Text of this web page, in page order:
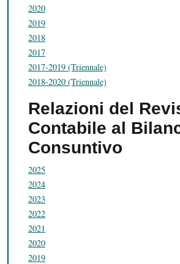
2020
2019
2018
2017
2017-2019 (Triennale)
2018-2020 (Triennale)
Relazioni del
Contabile al
Consuntivo
2025
2024
2023
2022
2021
2020
2019